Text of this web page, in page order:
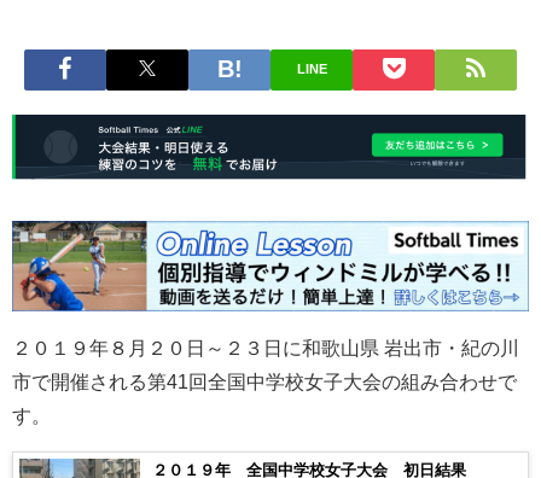
LINE
２０１９年８月２０日～２３日に和歌山県 岩出市・紀の川
市で開催される第41回全国中学校女子大会の組み合わせで
す。
２０１９年 全国中学校女子大会 初日結果